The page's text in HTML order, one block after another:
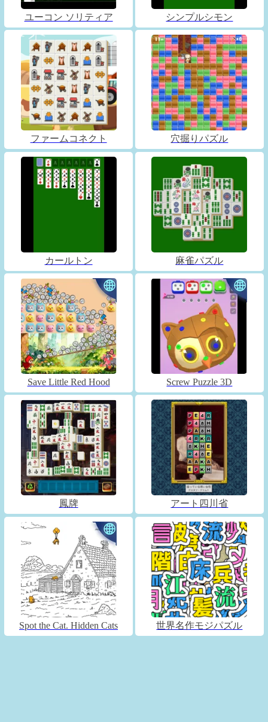
ユーコン ソリティア シンプルシモン
ファームコネクト 穴掘りパズル
カールトン 麻雀パズル
Save Little Red Hood Screw Puzzle 3D
鳳牌 アート四川省
Spot the Cat. Hidden Cats 世界名作モジパズル